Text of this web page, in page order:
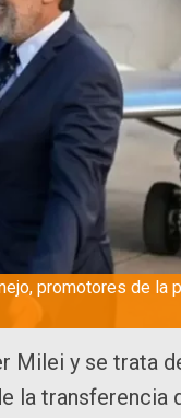
promotores de la
y se trata
transferencia